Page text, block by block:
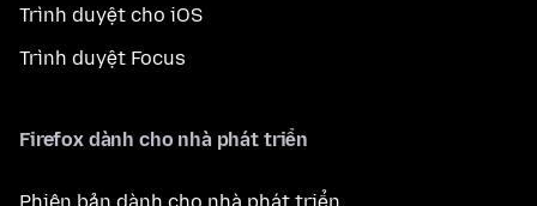
Trình duyệt cho iOS
Trình duyệt Focus
Firefox dành cho nhà phát triển